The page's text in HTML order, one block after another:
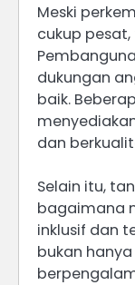
Meski
cukup
dukungan
baik.
dan
Selain itu,
bagaimana
inklusif dan
bukan